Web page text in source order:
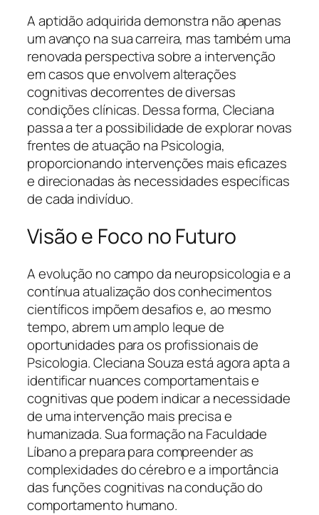
A aptidão adquirida demonstra não apenas
um avanço na sua carreira, mas também uma
renovada perspectiva sobre a intervenção
em casos que envolvem alterações
cognitivas decorrentes de diversas
condições clínicas. Dessa forma, Cleciana
passa a ter a possibilidade de explorar novas
frentes de atuação na Psicologia,
proporcionando intervenções mais eficazes
e direcionadas às necessidades específicas
de cada indivíduo.
Visão e Foco no Futuro
A evolução no campo da neuropsicologia e a
contínua atualização dos conhecimentos
científicos impõem desafios e, ao mesmo
tempo, abrem um amplo leque de
oportunidades para os profissionais de
Psicologia. Cleciana Souza está agora apta a
identificar nuances comportamentais e
cognitivas que podem indicar a necessidade
de uma intervenção mais precisa e
humanizada. Sua formação na Faculdade
Líbano a prepara para compreender as
complexidades do cérebro e a importância
das funções cognitivas na condução do
comportamento humano.